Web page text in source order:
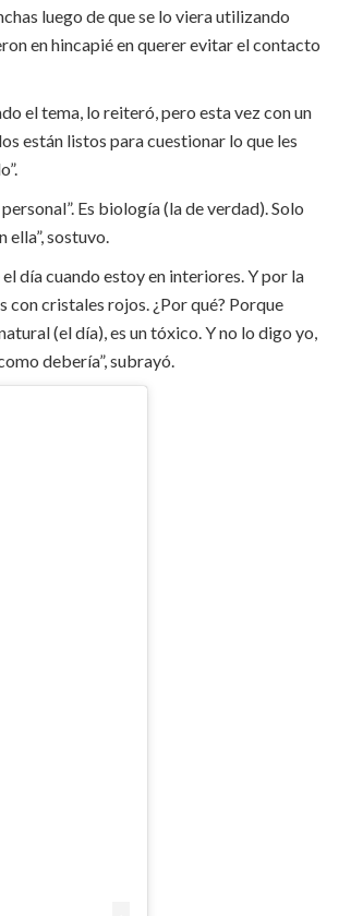
luego de que se lo viera utilizando
en hincapié en querer evitar el contacto
el tema, lo reiteró, pero esta vez con un
están listos para cuestionar lo que les
Es biología (la de verdad). Solo
ella”, sostuvo.
día cuando estoy en interiores. Y por la
con cristales rojos. ¿Por qué? Porque
(el día), es un tóxico. Y no lo digo yo,
debería”, subrayó.